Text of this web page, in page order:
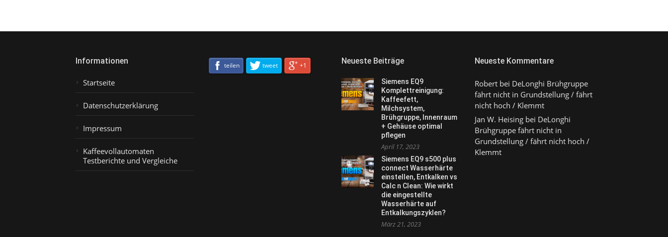
Informationen
Startseite
Datenschutzerklärung
Impressum
Kaffeevollautomaten
Testberichte und Vergleiche
teilen tweet +1
Neueste Beiträge
Siemens EQ9
Komplettreinigung:
Kaffeefett,
Milchsystem,
Brühgruppe, Innenraum
+ Gehäuse optimal
pflegen
April 17, 2023
Siemens EQ9 s500 plus
connect Wasserhärte
einstellen, Entkalken vs
Calc n Clean: Wie wirkt
die eingestellte
Wasserhärte auf
Entkalkungszyklen?
März 21, 2023
Neueste Kommentare
Robertbei DeLonghi Brühgruppe
fährt nicht in Grundstellung / fährt
nicht hoch / Klemmt
Jan W. Heisingbei DeLonghi
Brühgruppe fährt nicht in
Grundstellung / fährt nicht hoch /
Klemmt